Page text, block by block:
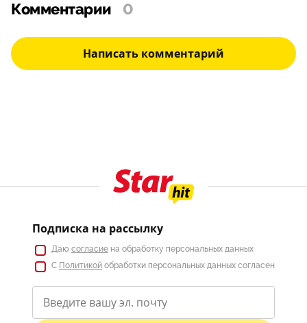
Комментарии 0
Написать комментарий
Подписка на рассылку
Даю согласие на обработку персональных данных
С Политикой обработки персональных данных согласен